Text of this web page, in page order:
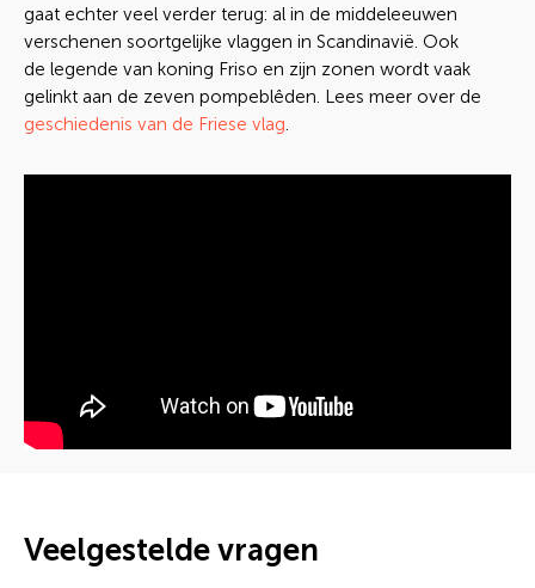
gaat echter veel verder terug: al in de middeleeuwen
verschenen soortgelijke vlaggen in Scandinavië. Ook
de legende van koning Friso en zijn zonen wordt vaak
gelinkt aan de zeven pompeblêden. Lees meer over de
geschiedenis van de Friese vlag.
Veelgestelde vragen